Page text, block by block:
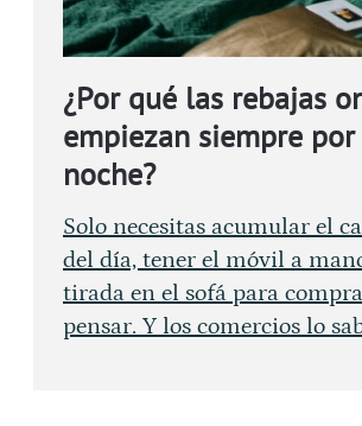
¿Por qué las rebajas
empiezan siempre
noche?
Solo necesitas acumular el
del día, tener el móvil a
tirada en el sofá para
pensar. Y los comercios lo